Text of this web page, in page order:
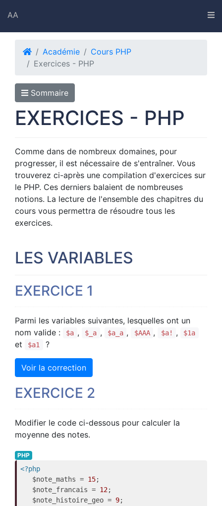
AA
Outils
Snippets
Instagram
Twitter
Strava
Académie
Cours PHP
Exercices - PHP
Sommaire
EXERCICES - PHP
Comme dans de nombreux domaines, pour
progresser, il est nécessaire de s'entraîner. Vous
trouverez ci-après une compilation d'exercices sur
le PHP. Ces derniers balaient de nombreuses
notions. La lecture de l'ensemble des chapitres du
cours vous permettra de résoudre tous les
exercices.
LES VARIABLES
EXERCICE 1
Parmi les variables suivantes, lesquelles ont un
nom valide :
$a , $_a , $a_a , $AAA , $a! , $1a
et $a1 ?
Voir la correction
EXERCICE 2
Modifier le code ci-dessous pour calculer la
moyenne des notes.
PHP
<?php
   $note_maths =
15;
   $note_francais =
12;
   $note_histoire_geo =
9;